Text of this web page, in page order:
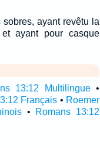
ayant revêtu la
ayant pour casque
13:12 Multilingue•
Français • Roemer
•
Romans 13:12